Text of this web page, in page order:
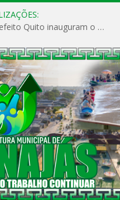
Prefeito Vivaldo Mendes e vice-prefeito Quito inauguram o CAPS e fortalecem a saúde pública em Anajás.